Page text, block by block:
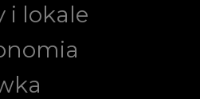
i lokale